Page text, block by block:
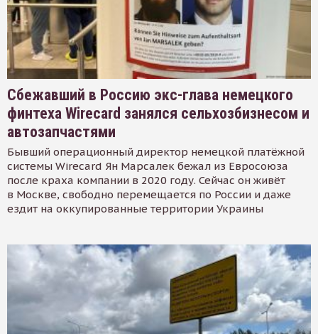
Сбежавший в Россию экс-глава немецкого
финтеха Wirecard занялся сельхозбизнесом и
автозапчастями
Бывший операционный директор немецкой платёжной
системы Wirecard Ян Марсалек бежал из Евросоюза
после краха компании в 2020 году. Сейчас он живёт
в Москве, свободно перемещается по России и даже
ездит на оккупированные территории Украины